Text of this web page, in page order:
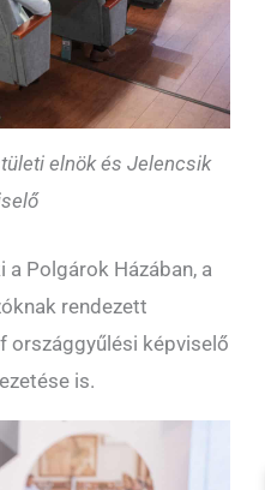
elnök és Jelencsik
Polgárok Házában, a
rendezett
országgyűlési képviselő
is.